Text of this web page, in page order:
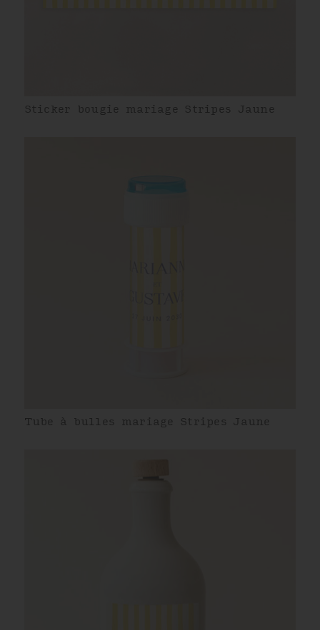
Sticker bougie mariage Stripes Jaune
Tube à bulles mariage Stripes Jaune